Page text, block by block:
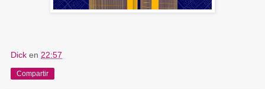
Dick en 22:57
Compartir